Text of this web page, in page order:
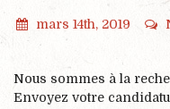
mars 14th, 2019
Nous sommes à la
Envoyez votre